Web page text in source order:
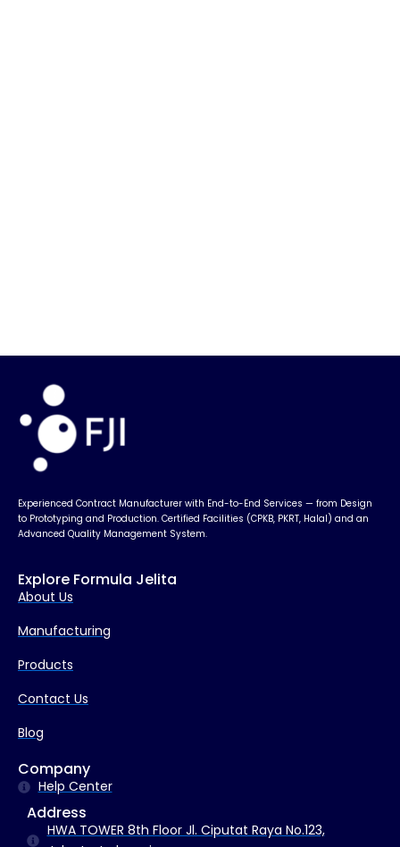
Experienced Contract Manufacturer with End-to-End Services — from Design
to Prototyping and Production. Certified Facilities (CPKB, PKRT, Halal) and an
Advanced Quality Management System.
Explore Formula Jelita
About Us
Manufacturing
Products
Contact Us
Blog
Company
Help Center
Address
HWA TOWER 8th Floor Jl. Ciputat Raya No.123,